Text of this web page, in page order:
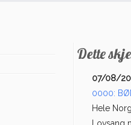
Dette
07/08/
0000:
Hele